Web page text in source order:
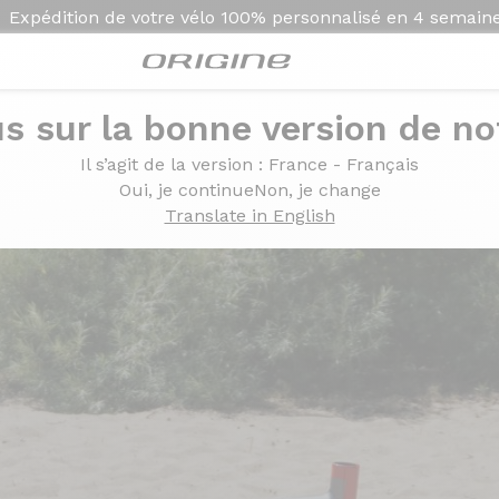
Expédition de votre vélo 100% personnalisé en 4
sur la bonne version de
Il s’agit de la version : France - Français
Oui, je continueNon, je change
Translate in English
- Gris Titane
Rouge GT - Gris